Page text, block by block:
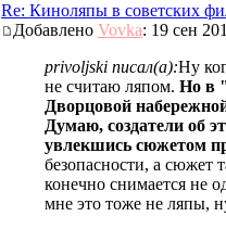
Re: Киноляпы в советских
Добавлено Vovka: 19 сен
privoljski писал(а):Ну
не считаю ляпом. Но в
Дворцовой
Думаю, создатели об
увлекшись сюжетом
безопасности, а сюжет
конечно снимается не
мне это тоже не ляпы,